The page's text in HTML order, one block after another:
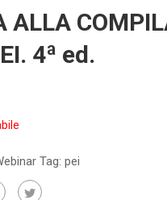
ALLA
4ª ed.
Tag: pei